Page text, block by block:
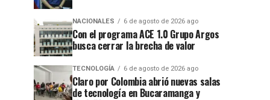
NACIONALES 6 de agosto de 2026 ago
Con el programa ACE 1.0 Grupo Argos
busca cerrar la brecha de valor
TECNOLOGÍA 6 de agosto de 2026 ago
Claro por Colombia abrió nuevas salas
de tecnología en Bucaramanga y